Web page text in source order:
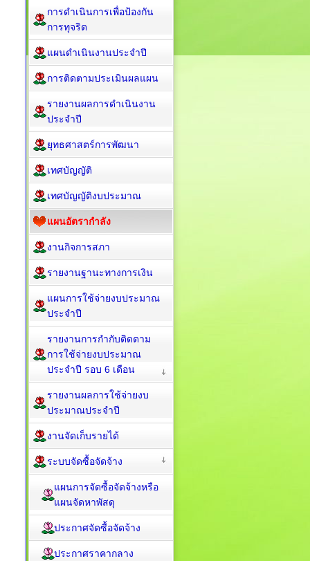
การดำเนินการเพื่อป้องกัน
การทุจริต
แผนดำเนินงานประจำปี
การติดตามประเมินผลแผน
รายงานผลการดำเนินงาน
ประจำปี
ยุทธศาสตร์การพัฒนา
เทศบัญญัติ
เทศบัญญัติงบประมาณ
แผนอัตรากำลัง
งานกิจการสภา
รายงานฐานะทางการเงิน
แผนการใช้จ่ายงบประมาณ
ประจำปี
รายงานการกำกับติดตาม
การใช้จ่ายงบประมาณ
ประจำปี รอบ 6 เดือน
รายงานผลการใช้จ่ายงบ
ประมาณประจำปี
งานจัดเก็บรายได้
ระบบจัดซื้อจัดจ้าง
แผนการจัดซื้อจัดจ้างหรือ
แผนจัดหาพัสดุ
ประกาศจัดซื้อจัดจ้าง
ประกาศราคากลาง